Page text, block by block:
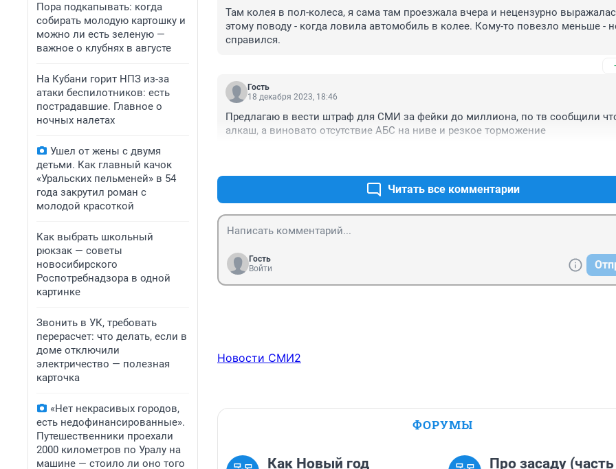
Пора подкапывать: когда
собирать молодую картошку и
можно ли есть зеленую —
важное о клубнях в августе
На Кубани горит НПЗ из-за
атаки беспилотников: есть
пострадавшие. Главное о
ночных налетах
Ушел от жены с двумя
детьми. Как главный качок
«Уральских пельменей» в 54
года закрутил роман с
молодой красоткой
Как выбрать школьный
рюкзак — советы
новосибирского
Роспотребнадзора в одной
картинке
Звонить в УК, требовать
перерасчет: что делать, если в
доме отключили
электричество — полезная
карточка
«Нет некрасивых городов,
есть недофинансированные».
Путешественники проехали
2000 километров по Уралу на
машине — стоило ли оно того
Там колея в пол-колеса, я сама там проезжала вчера и нецензурно
этому поводу - когда ловила автомобиль в колее. Кому-то повезло меньше -
справился.
Гость
18 декабря 2023, 18:46
Предлагаю в вести штраф для СМИ за фейки до миллиона, по тв сообщили
алкаш, а виновато отсутствие АБС на ниве и резкое торможение
Читать все комментарии
Гость
Войти
Новости СМИ2
ФОРУМЫ
Как Новый год Про засаду